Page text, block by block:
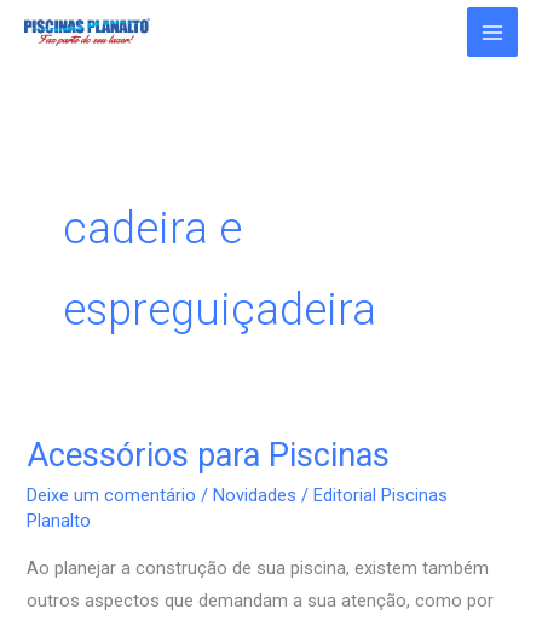
cadeira e
espreguiçadeira
Acessórios para Piscinas
Deixe um comentário /Novidades /Editorial Piscinas
Planalto
Ao planejar a construção de sua piscina, existem também
outros aspectos que demandam a sua atenção, como por
Acessórios
Piscinas